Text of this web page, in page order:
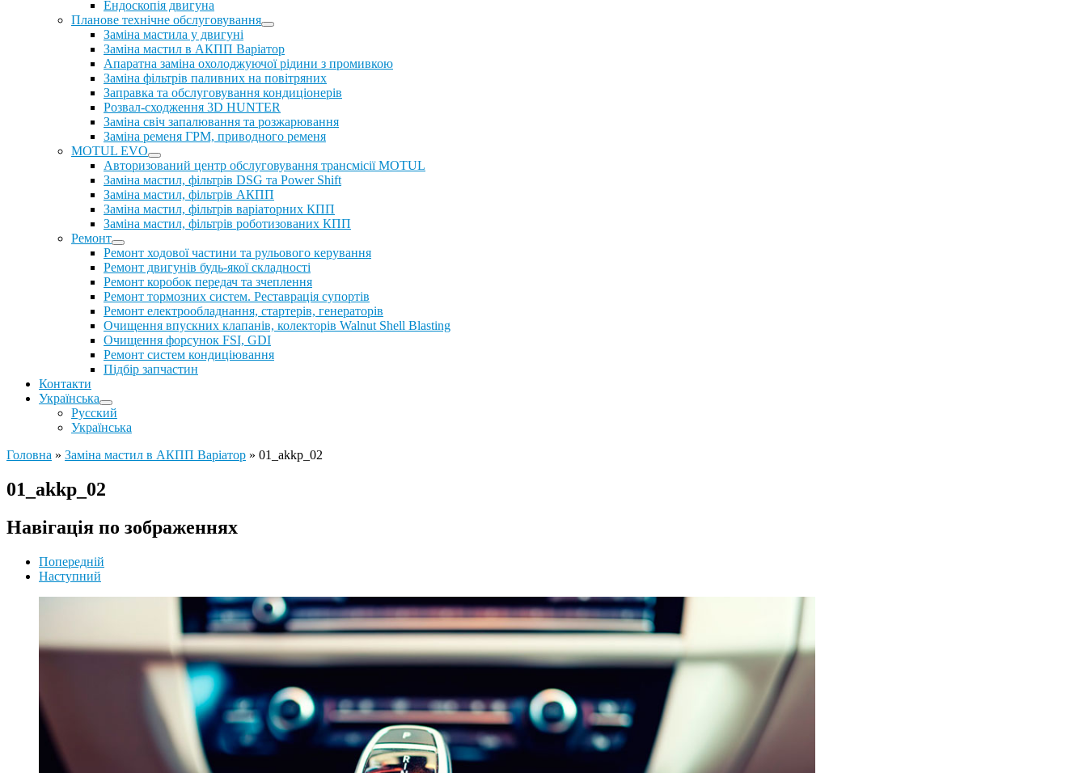
Ендоскопія двигуна
Планове технічне обслуговування
Заміна мастила у двигуні
Заміна мастил в АКПП Варіатор
Апаратна заміна охолоджуючої рідини з промивкою
Заміна фільтрів паливних на повітряних
Заправка та обслуговування кондиціонерів
Розвал-сходження 3D HUNTER
Заміна свіч запалювання та розжарювання
Заміна ременя ГРМ, приводного ременя
MOTUL EVO
Авторизований центр обслуговування трансмісії MOTUL
Заміна мастил, фільтрів DSG та Power Shift
Заміна мастил, фільтрів АКПП
Заміна мастил, фільтрів варіаторних КПП
Заміна мастил, фільтрів роботизованих КПП
Ремонт
Ремонт ходової частини та рульового керування
Ремонт двигунів будь-якої складності
Ремонт коробок передач та зчеплення
Ремонт тормозних систем. Реставрація супортів
Ремонт електрообладнання, стартерів, генераторів
Очищення впускних клапанів, колекторів Walnut Shell Blasting
Очищення форсунок FSI, GDI
Ремонт систем кондиціювання
Підбір запчастин
Контакти
Українська
Русский
Українська
Головна » Заміна мастил в АКПП Варіатор » 01_akkp_02
01_akkp_02
Навігація по зображеннях
Попередній
Наступний